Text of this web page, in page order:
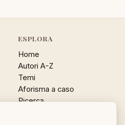
ESPLORA
Home
Autori A-Z
Temi
Aforisma a caso
Ricerca